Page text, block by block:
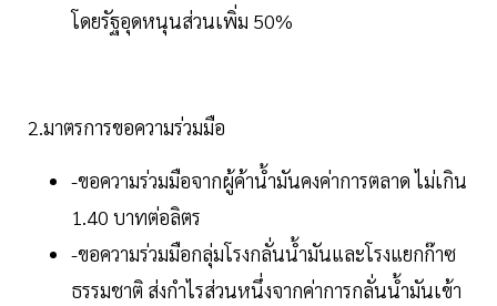
โดยรัฐอุดหนุนส่วนเพิ่ม 50%
2.มาตรการขอความร่วมมือ
-ขอความร่วมมือจากผู้ค้าน้ำมันคงค่าการตลาด ไม่เกิน
1.40 บาทต่อลิตร
-ขอความร่วมมือกลุ่มโรงกลั่นน้ำมันและโรงแยกก๊าซ
ธรรมชาติ ส่งกำไรส่วนหนึ่งจากค่าการกลั่นน้ำมันเข้า